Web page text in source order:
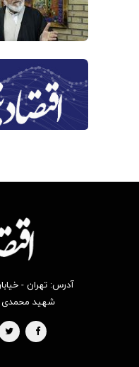
آدرس: تهران -
شهید محمدی